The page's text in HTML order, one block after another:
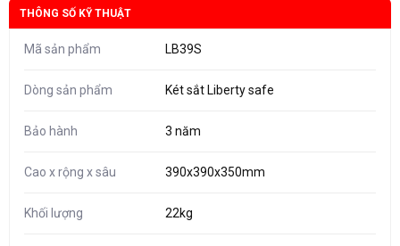
THÔNG SỐ KỸ THUẬT
Mã sản phẩm LB39S
Dòng sản phẩm Két sắt Liberty safe
Bảo hành 3 năm
Cao x rộng x sâu 390x390x350mm
Khối lượng 22kg